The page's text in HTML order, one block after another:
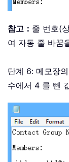
참고： 줄 번호(
여 자동 줄 바꿈
단계 6: 메모장
수에서 4 를 뺀